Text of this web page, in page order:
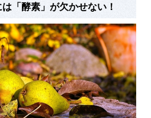
「酵素」が欠かせない！